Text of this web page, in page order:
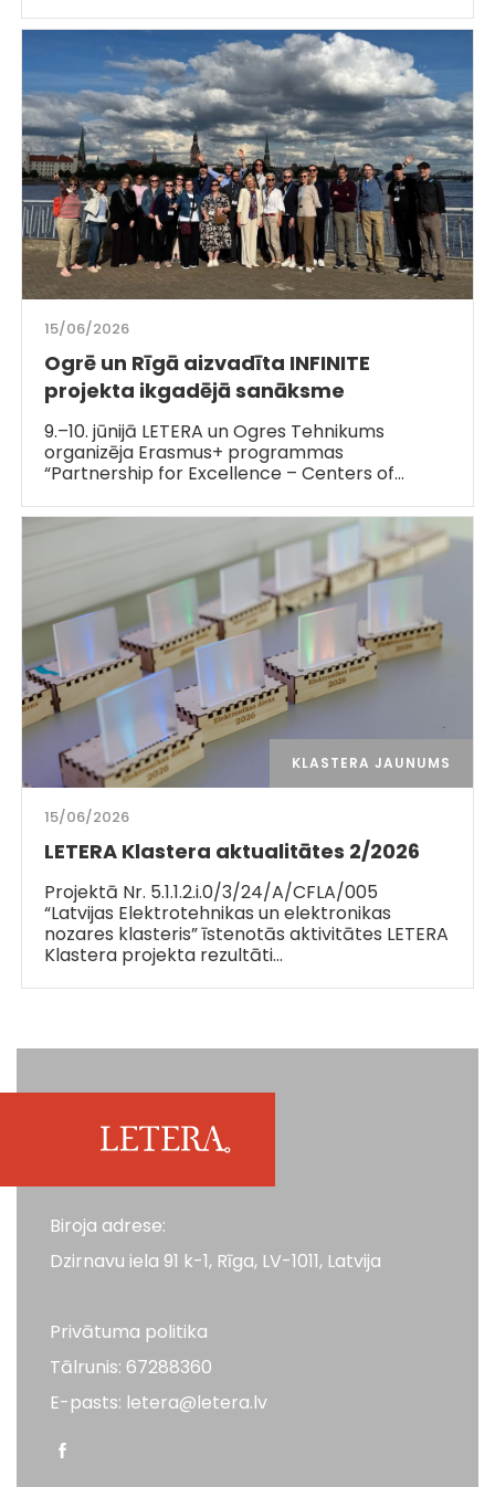
15/06/2026
Ogrē un Rīgā aizvadīta INFINITE
projekta ikgadējā sanāksme
9.–10. jūnijā LETERA un Ogres Tehnikums
organizēja Erasmus+ programmas
“Partnership for Excellence – Centers of…
KLASTERA JAUNUMS
15/06/2026
LETERA Klastera aktualitātes 2/2026
Projektā Nr. 5.1.1.2.i.0/3/24/A/CFLA/005
“Latvijas Elektrotehnikas un elektronikas
nozares klasteris” īstenotās aktivitātes LETERA
Klastera projekta rezultāti…
Biroja adrese:
Dzirnavu iela 91 k-1, Rīga, LV-1011, Latvija
Privātuma politika
Tālrunis: 67288360
E-pasts: letera@letera.lv